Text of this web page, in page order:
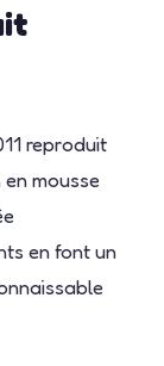
reproduit
mousse
en font un